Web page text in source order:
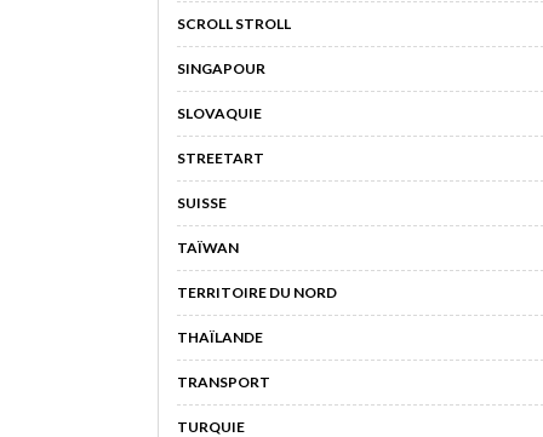
SCROLL STROLL
SINGAPOUR
SLOVAQUIE
STREETART
SUISSE
TAÏWAN
TERRITOIRE DU NORD
THAÏLANDE
TRANSPORT
TURQUIE